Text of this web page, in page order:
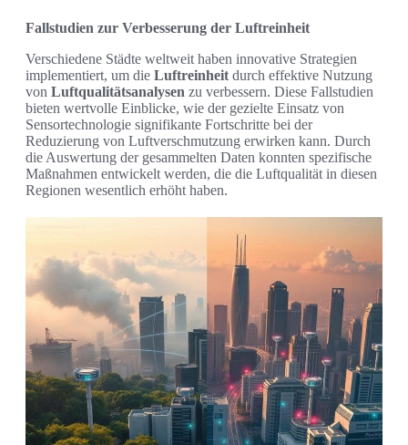
Fallstudien zur Verbesserung der Luftreinheit
Verschiedene Städte weltweit haben innovative Strategien
implementiert, um die Luftreinheit durch effektive Nutzung
von Luftqualitätsanalysen zu verbessern. Diese Fallstudien
bieten wertvolle Einblicke, wie der gezielte Einsatz von
Sensortechnologie signifikante Fortschritte bei der
Reduzierung von Luftverschmutzung erwirken kann. Durch
die Auswertung der gesammelten Daten konnten spezifische
Maßnahmen entwickelt werden, die die Luftqualität in diesen
Regionen wesentlich erhöht haben.